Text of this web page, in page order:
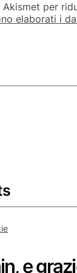
per
elaborati i
e